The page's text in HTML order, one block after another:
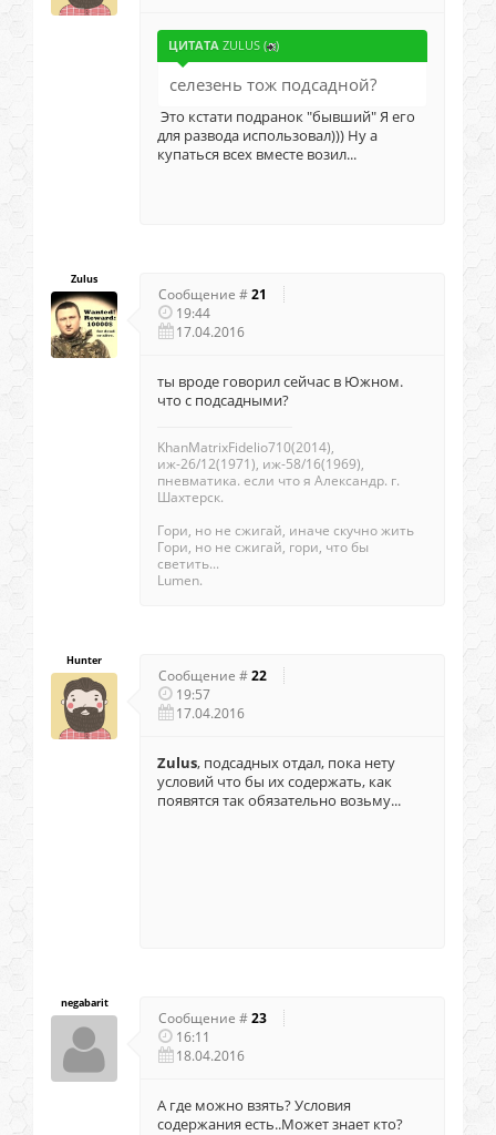
ЦИТАТА ZULUS ( )
селезень тож подсадной?
Это кстати подранок "бывший" Я его
для развода использовал))) Ну а
купаться всех вместе возил...
Zulus
Сообщение #21
19:44
17.04.2016
ты вроде говорил сейчас в Южном.
что с подсадными?
KhanMatrixFidelio710(2014),
иж-26/12(1971), иж-58/16(1969),
пневматика. если что я Александр. г.
Шахтерск.
Гори, но не сжигай, иначе скучно жить
Гори, но не сжигай, гори, что бы
светить...
Lumen.
Hunter
Сообщение #22
19:57
17.04.2016
Zulus, подсадных отдал, пока нету
условий что бы их содержать, как
появятся так обязательно возьму...
negabarit
Сообщение #23
16:11
18.04.2016
А где можно взять? Условия
содержания есть..Может знает кто?